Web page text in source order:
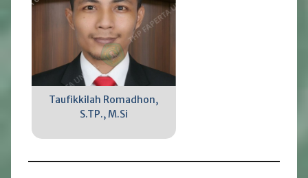
Taufikkilah Romadhon,
S.TP., M.Si